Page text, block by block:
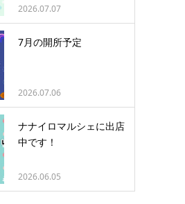
2026.07.07
7月の開所予定
2026.07.06
ナナイロマルシェに出店
中です！
2026.06.05